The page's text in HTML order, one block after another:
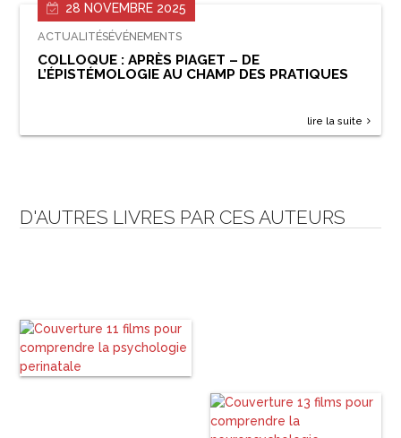
28 NOVEMBRE 2025
ACTUALITÉSÉVÉNEMENTS
COLLOQUE : APRÈS PIAGET – DE
L’ÉPISTÉMOLOGIE AU CHAMP DES PRATIQUES
lire la suite
D'AUTRES LIVRES PAR CES AUTEURS